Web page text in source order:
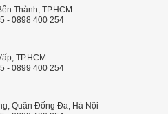
Thành, TP.HCM
- 0898 400 254
TP.HCM
- 0899 400 254
Quận Đống Đa, Hà Nội